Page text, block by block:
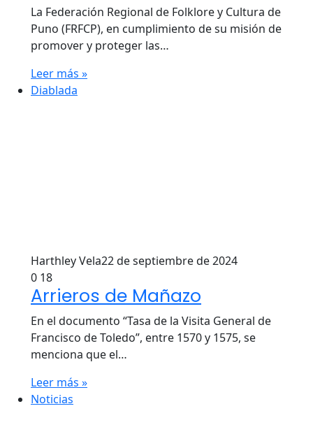
La Federación Regional de Folklore y Cultura de
Puno (FRFCP), en cumplimiento de su misión de
promover y proteger las…
Leer más »
Diablada
Harthley Vela22 de septiembre de 2024
0 18
Arrieros de Mañazo
En el documento “Tasa de la Visita General de
Francisco de Toledo”, entre 1570 y 1575, se
menciona que el…
Leer más »
Noticias